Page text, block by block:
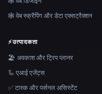
🕸️ वेब स्क्रैपिंग और डेटा एक्सट्रैक्शन
⚡उत्पादकता
🏖 अवकाश और ट्रिप प्लानर
🦾 एआई एजेंट्स
✅ टास्क और पर्सनल असिस्टेंट